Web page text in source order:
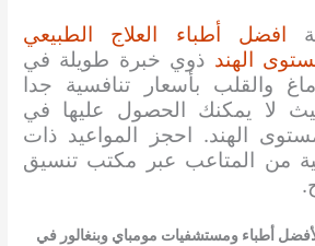
افضل أطباء العلاج الطبيعي
الهند ذوي خبرة طويلة في
والقلب بأسعار تنافسية جدا
لا يمكنك الحصول عليها في
الهند. احجز المواعيد ذات
من المتاعب عبر مكتب تنسيق
أطباء ومستشفيات مومباي وبنغالور في